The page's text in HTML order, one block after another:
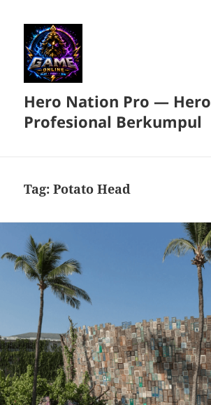
Hero Nation Pro — Hero
Profesional Berkumpul
Tag:Potato Head